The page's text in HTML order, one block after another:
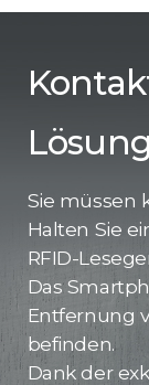
Lösung
Sie müssen
Halten Sie
RFID-
Das
Entfernung
befinden.
Dank der